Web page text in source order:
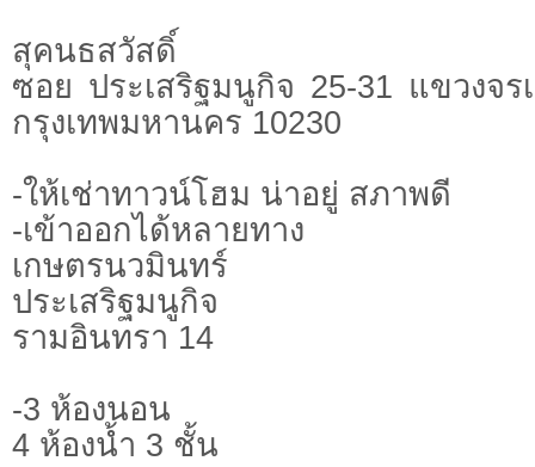
สุคนธสวัสดิ์
ซอย ประเสริฐมนูกิจ 25-31 แขวงจร
กรุงเทพมหานคร 10230
-ให้เช่าทาวน์โฮม น่าอยู่ สภาพดี
-เข้าออกได้หลายทาง
เกษตรนวมินทร์
ประเสริฐมนูกิจ
รามอินทรา 14
-3 ห้องนอน
4 ห้องน้ำ 3 ชั้น